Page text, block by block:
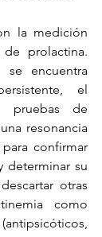
la medición
prolactina.
se encuentra
el
pruebas de
resonancia
confirmar
determinar su
otras
como